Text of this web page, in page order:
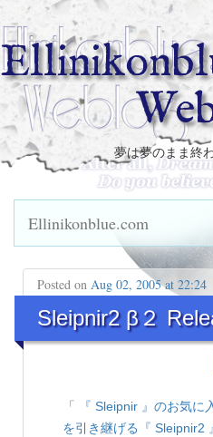
夢は夢のまま終
Ellinikonblue.com
Posted on Aug 02, 2005 at 22:24
Sleipnir2 β２
「 『 Sleipnir 』のお気
を引き継げる『 Sleipnir2